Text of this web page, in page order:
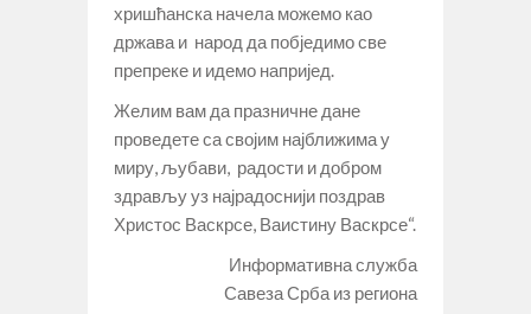
хришћанска начела можемо као
држава и народ да побједимо све
препреке и идемо напријед.
Желим вам да празничне дане
проведете са својим најближима у
миру, љубави, радости и добром
здрављу уз најрадоснији поздрав
Христос Васкрсе, Ваистину Васкрсе“.
Информативна служба
Савеза Срба из региона